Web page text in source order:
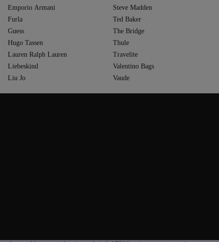
Emporio Armani
Furla
Guess
Hugo Tassen
Lauren Ralph Lauren
Liebeskind
Liu Jo
Steve Madden
Ted Baker
The Bridge
Thule
Travelite
Valentino Bags
Vaude